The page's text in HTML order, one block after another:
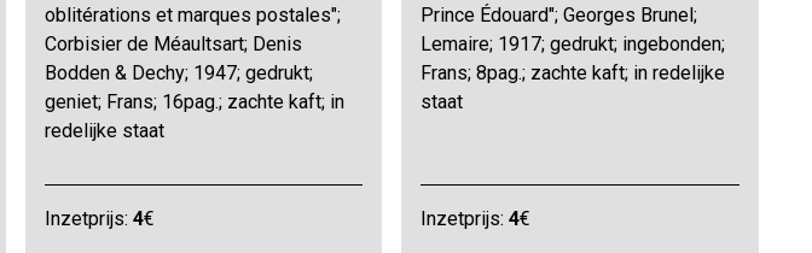
oblitérations et marques postales";
Corbisier de Méaultsart; Denis
Bodden & Dechy; 1947; gedrukt;
geniet; Frans; 16pag.; zachte kaft; in
redelijke staat
Inzetprijs: 4€
Prince Édouard"; Georges Brunel;
Lemaire; 1917; gedrukt; ingebonden;
Frans; 8pag.; zachte kaft; in redelijke
staat
Inzetprijs:4€